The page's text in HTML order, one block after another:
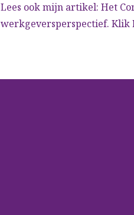
Lees ook mijn artikel: Het
werkgeversperspectief. Klik